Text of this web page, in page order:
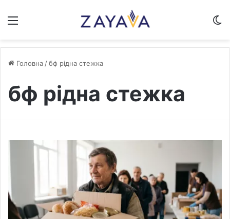
Головна /бф рідна стежка
бф рідна стежка